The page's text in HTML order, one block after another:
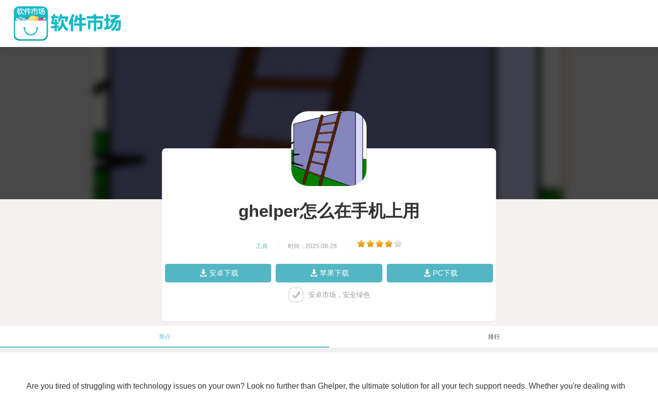
ghelper怎么在手机上用
工具 时间：2025-08-28
安卓下载 苹果下载 PC下载
安卓市场，安全绿色
简介 排行
Are you tired of struggling with technology issues on your own? Look no further than Ghelper, the ultimate solution for all your tech support needs. Whether you're dealing with